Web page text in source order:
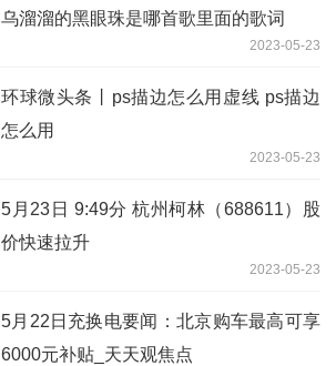
乌溜溜的黑眼珠是哪首歌里面的歌词
2023-05-23
环球微头条丨ps描边怎么用虚线 ps描边
怎么用
2023-05-23
5月23日 9:49分 杭州柯林（688611）股
价快速拉升
2023-05-23
5月22日充换电要闻：北京购车最高可享
6000元补贴_天天观焦点